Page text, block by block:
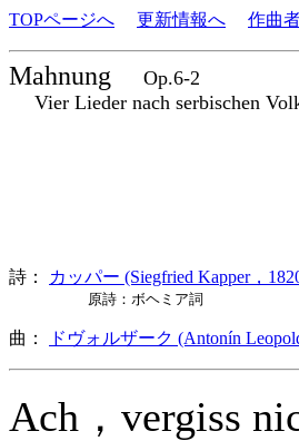
TOPページへ 更新情報へ 作曲
Mahnung
Op.6-2
Vier Lieder nach serbischen
詩： カッパー (Siegfried Kapper，
原詩：ボヘミア詞
曲： ドヴォルザーク (Antonín
Ach，vergiss